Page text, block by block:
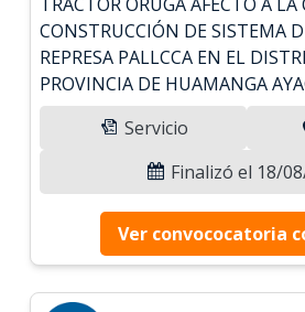
CONSTRUCCIÓN DE SISTEMA
REPRESA PALLCCA EN EL
PROVINCIA DE HUAMANGA
Servicio
Finalizó el 18/
Ver convococatoria